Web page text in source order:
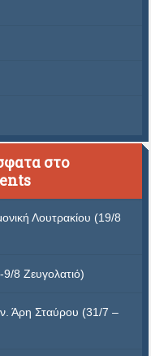
στο
Λουτρακίου (19/8
8 Ζευγολατιό)
Άρη Σταύρου (31/7 –